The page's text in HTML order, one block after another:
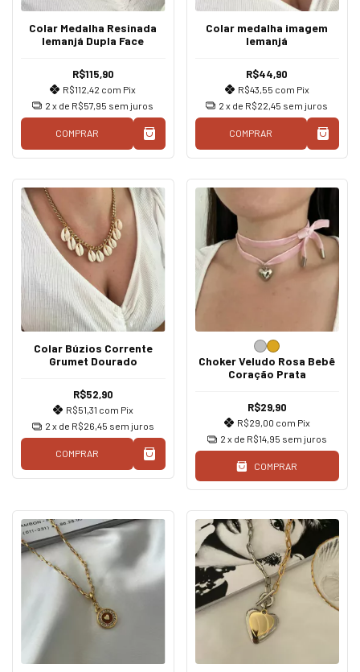
Colar Medalha Resinada
Iemanjá Dupla Face
R$115,90
R$112,42 com Pix
2 x de R$57,95 sem juros
COMPRAR
Colar medalha imagem
Iemanjá
R$44,90
R$43,55 com Pix
2 x de R$22,45 sem juros
COMPRAR
Colar Búzios Corrente
Grumet Dourado
R$52,90
R$51,31 com Pix
2 x de R$26,45 sem juros
COMPRAR
Choker Veludo Rosa Bebê
Coração Prata
R$29,90
R$29,00 com Pix
2 x de R$14,95 sem juros
COMPRAR